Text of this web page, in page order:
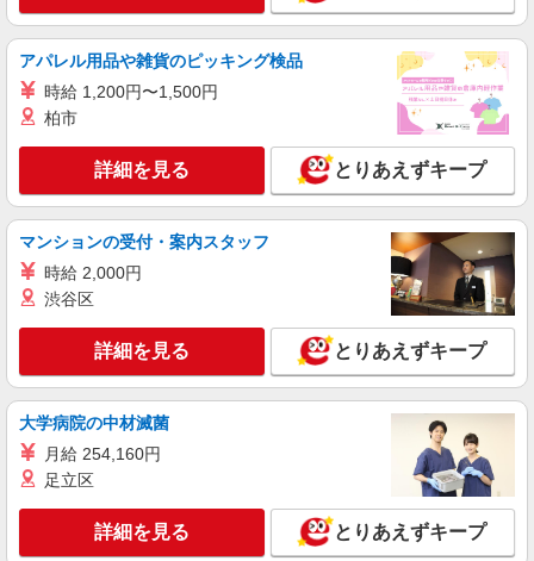
・介護福祉士 など
株式会社kotrio /●YK-S-2022270
＜聖蹟桜ケ丘駅＞デイサービスのパート募集≪
週3勤務≫≪夕方退社≫
時給1550円〜2312円 ＜交通費全支給(ガソリ
最寄り：聖蹟桜ヶ丘駅
キープ 詳細を見る
株式会社トラストグロース 新宿本社 第2営業部
時給：1300〜1630円 ※資格や経験などによ
る
東京都多摩市
キープ 詳細を見る
株式会社kotrio /●YK-S-2097913
介護職の正社員で夜勤一切ナシ！デイサービス
アパレル用品や雑貨のピッキング検品
時給 1,200円〜1,500円
柏市
詳細を見る とりあえずキープ
マンションの受付・案内スタッフ
時給 2,000円
渋谷区
詳細を見る とりあえずキープ
大学病院の中材滅菌
月給 254,160円
足立区
詳細を見る とりあえずキープ